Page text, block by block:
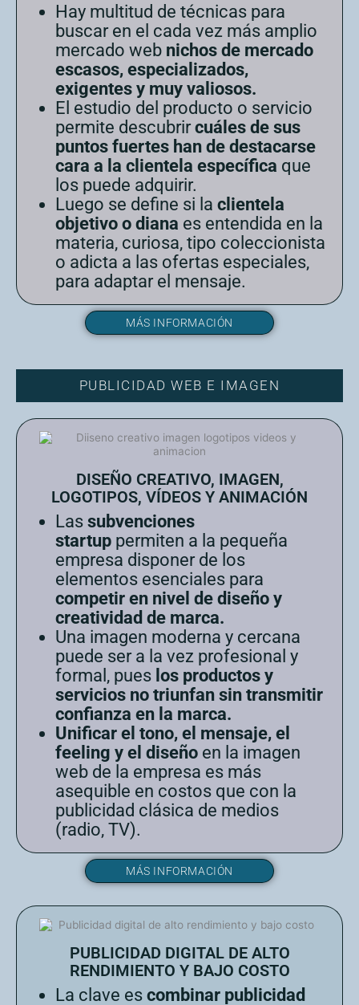
Hay multitud de técnicas para
buscar en el cada vez más amplio
mercado web nichos de mercado
escasos, especializados,
exigentes y muy valiosos.
El estudio del producto o servicio
permite descubrir cuáles de sus
puntos fuertes han de destacarse
cara a la clientela específica que
los puede adquirir.
Luego se define si la clientela
objetivo o diana es entendida en la
materia, curiosa, tipo coleccionista
o adicta a las ofertas especiales,
para adaptar el mensaje.
MÁS INFORMACIÓN
PUBLICIDAD WEB E IMAGEN
DISEÑO CREATIVO, IMAGEN,
LOGOTIPOS, VÍDEOS Y ANIMACIÓN
Las subvenciones
startup permiten a la pequeña
empresa disponer de los
elementos esenciales para
competir en nivel de diseño y
creatividad de marca.
Una imagen moderna y cercana
puede ser a la vez profesional y
formal, pues los productos y
servicios no triunfan sin transmitir
confianza en la marca.
Unificar el tono, el mensaje, el
feeling y el diseño en la imagen
web de la empresa es más
asequible en costos que con la
publicidad clásica de medios
(radio, TV).
MÁS INFORMACIÓN
PUBLICIDAD DIGITAL DE ALTO
RENDIMIENTO Y BAJO COSTO
La clave es combinar publicidad